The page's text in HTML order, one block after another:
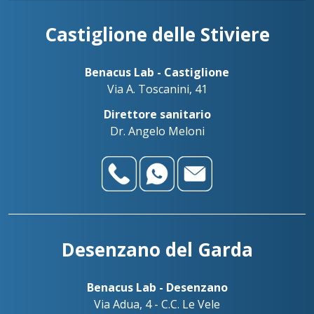
Palazzolo sull’Oglio
palazzolo@benacuslab.com
Benacus Lab - Salò - P. le Martirti della Libertà 13
salo@benacuslab.com
Benadent - Bedizzole - Studio dentistico
+393517517096
+39030738499
Castiglione delle Stiviere
Benacus Lab - Castiglione
Via A. Toscanini, 41
Direttore sanitario
Dr. Angelo Meloni
Desenzano del Garda
Benacus Lab - Desenzano
Via Adua, 4 - C.C. Le Vele